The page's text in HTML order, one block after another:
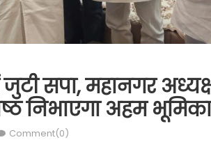
जुटी सपा, महानगर
निभाएगा अहम भूमिका
Comment(0)